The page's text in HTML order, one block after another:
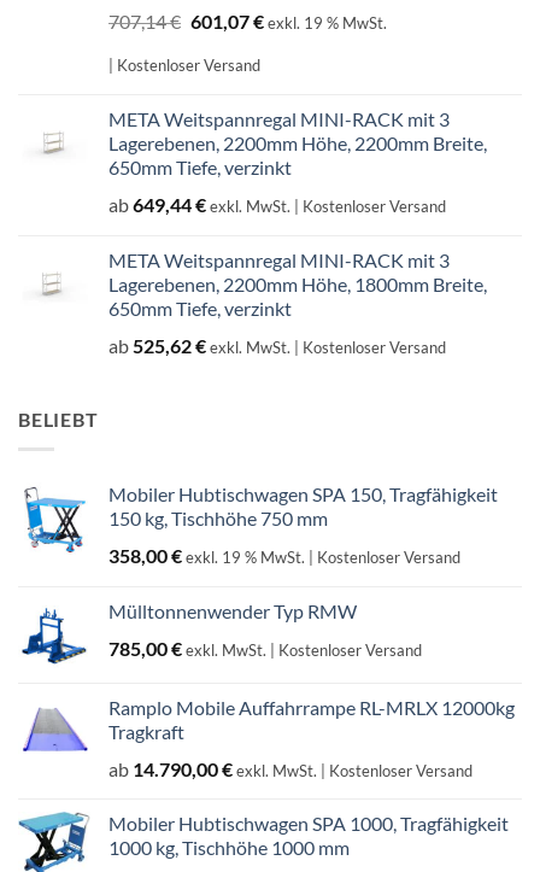
707,14€ Ursprünglicher
Preis
war:
601,07€Aktueller
exkl. 19 % MwSt.
| Kostenloser Versand
META Weitspannregal MINI-RACK mit 3
Lagerebenen, 2200mm Höhe, 2200mm Breite,
650mm Tiefe, verzinkt
ab649,44€exkl. MwSt. | Kostenloser Versand
META Weitspannregal MINI-RACK mit 3
Lagerebenen, 2200mm Höhe, 1800mm Breite,
650mm Tiefe, verzinkt
ab525,62€exkl. MwSt. | Kostenloser Versand
BELIEBT
Mobiler Hubtischwagen SPA 150, Tragfähigkeit
150 kg, Tischhöhe 750 mm
358,00€exkl. 19 % MwSt. | Kostenloser Versand
Mülltonnenwender Typ RMW
785,00€exkl. MwSt. | Kostenloser Versand
Ramplo Mobile Auffahrrampe RL-MRLX 12000kg
Tragkraft
ab 14.790,00€exkl. MwSt. | Kostenloser Versand
Mobiler Hubtischwagen SPA 1000, Tragfähigkeit
1000 kg, Tischhöhe 1000 mm